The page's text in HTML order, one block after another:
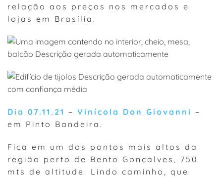
relação aos preços nos mercados e
lojas em Brasília.
Dia 07.11.21 – Vinícola Don Giovanni –
em Pinto Bandeira.
Fica em um dos pontos mais altos da
região perto de Bento Gonçalves, 750
mts de altitude. Lindo caminho, que